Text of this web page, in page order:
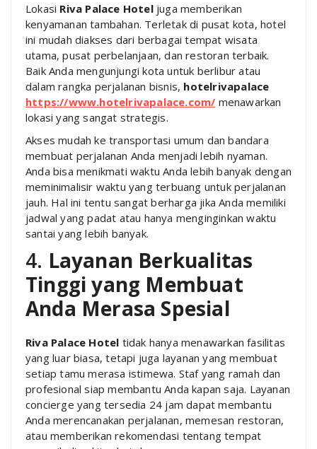
Lokasi Riva Palace Hoteljuga memberikan
kenyamanan tambahan. Terletak di pusat kota, hotel
ini mudah diakses dari berbagai tempat wisata
utama, pusat perbelanjaan, dan restoran terbaik.
Baik Anda mengunjungi kota untuk berlibur atau
dalam rangka perjalanan bisnis, hotelrivapalace
https://www.hotelrivapalace.com/ menawarkan
lokasi yang sangat strategis.
Akses mudah ke transportasi umum dan bandara
membuat perjalanan Anda menjadi lebih nyaman.
Anda bisa menikmati waktu Anda lebih banyak dengan
meminimalisir waktu yang terbuang untuk perjalanan
jauh. Hal ini tentu sangat berharga jika Anda memiliki
jadwal yang padat atau hanya menginginkan waktu
santai yang lebih banyak.
4. Layanan Berkualitas
Tinggi yang Membuat
Anda Merasa Spesial
Riva Palace Hotel tidak hanya menawarkan fasilitas
yang luar biasa, tetapi juga layanan yang membuat
setiap tamu merasa istimewa. Staf yang ramah dan
profesional siap membantu Anda kapan saja. Layanan
concierge yang tersedia 24 jam dapat membantu
Anda merencanakan perjalanan, memesan restoran,
atau memberikan rekomendasi tentang tempat